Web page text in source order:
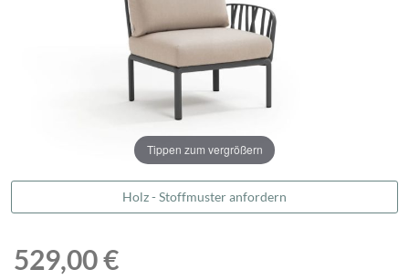
Tippen zum vergrößern
Holz - Stoffmuster anfordern
529,00 €